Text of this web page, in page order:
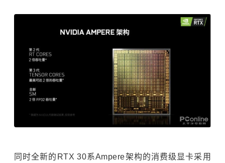
同时全新的RTX 30系Ampere架构的消费级显卡采用